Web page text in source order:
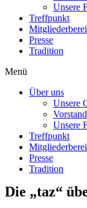
Unsere
Treffpunkt
Presse
Tradition
Menü
Über uns
Unsere
Unsere
Treffpunkt
Presse
Tradition
Die „taz“